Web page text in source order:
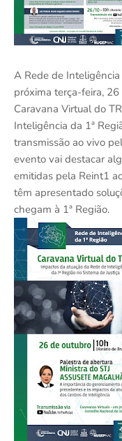
A Rede de
próxima terça-feira,
Caravana Virtual do
Inteligência da 1ª
transmissão ao vivo
evento vai destacar
emitidas pela Reint1
têm apresentado
chegam à 1ª Região.